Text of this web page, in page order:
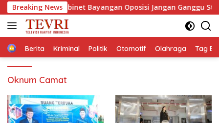
Langsung
ke
konten
Breaking News
08: Kabinet Bayangan Oposisi Jangan Ganggu Stabilitas
HomeBerita Kriminal Politik Otomotif Olahraga Tag
Oknum Camat